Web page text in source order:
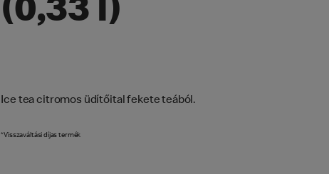
(0,33 l​)
Ice tea citromos üdítőital fekete teából.
*Visszaváltási díjas termék